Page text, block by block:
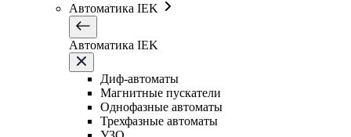
Автоматика IEK
Автоматика IEK
Диф-автоматы
Магнитные пускатели
Однофазные автоматы
Трехфазные автоматы